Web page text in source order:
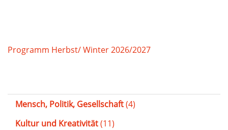
Programm Herbst/ Winter 2026/2027
Mensch, Politik, Gesellschaft(4)
Kultur und Kreativität(11)